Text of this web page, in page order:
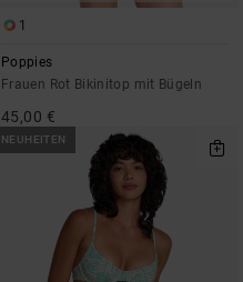
1
Poppies
Frauen Rot Bikinitop mit Bügeln
45,00 €
NEUHEITEN